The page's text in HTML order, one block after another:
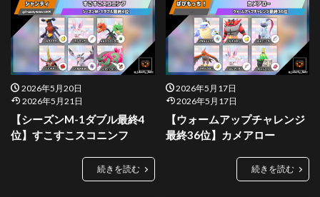
2026年5月20日
2026年5月21日
【シーズンM-1ダブル最終4
位】すこすこスコニンフ
続きを読む
2026年5月17日
2026年5月17日
【ウォームアップチャレンジ
最終36位】カメアロー
続きを読む